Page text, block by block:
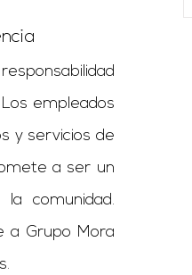
empleados
y servicios de
a ser un
comunidad.
a Grupo Mora